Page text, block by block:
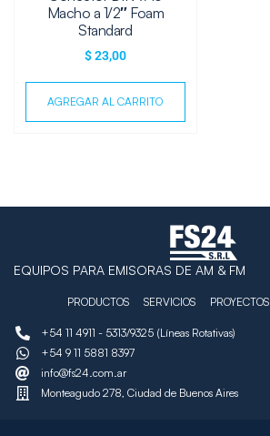
Macho a 1/2″ Foam
Standard
$23,00
AGREGAR AL CARRITO
EQUIPOS PARA EMISORAS DE AM & FM
PRODUCTOS SERVICIOS PROYECTOS
+54 11 4911 - 5313/9325 (Líneas Rotativas)
+54 9 11 5881 8397
info@fs24.com.ar
Monteagudo 278, Ciudad de Buenos Aires